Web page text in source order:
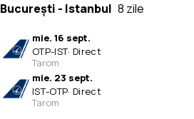
București - Istanbul 8 zile
mie. 16 sept.
OTP-IST· Direct
Tarom
mie. 23 sept.
IST-OTP· Direct
Tarom